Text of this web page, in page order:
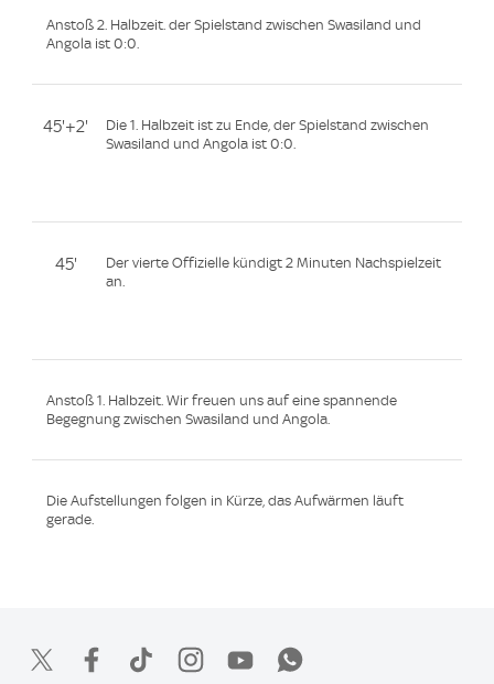
Anstoß 2. Halbzeit. der Spielstand zwischen Swasiland und
Angola ist 0:0.
45'+2'
Die 1. Halbzeit ist zu Ende, der Spielstand zwischen
Swasiland und Angola ist 0:0.
45'
Der vierte Offizielle kündigt 2 Minuten Nachspielzeit
an.
Anstoß 1. Halbzeit. Wir freuen uns auf eine spannende
Begegnung zwischen Swasiland und Angola.
Die Aufstellungen folgen in Kürze, das Aufwärmen läuft
gerade.